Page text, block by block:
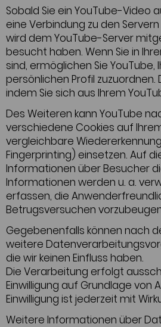
Sobald Sie ein YouTube-Video
eine Verbindung zu den
wird dem YouTube-Server
besucht haben. Wenn Sie in
sind, ermöglichen Sie
persönlichen Profil zuzuordnen.
indem Sie sich aus Ihrem
Des Weiteren kann YouTube
verschiedene Cookies auf
vergleichbare
Fingerprinting) einsetzen. Auf
Informationen über Besucher
Informationen werden u. a.
erfassen, die
Betrugsversuchen
Gegebenenfalls können nach
weitere
die wir keinen Einfluss haben.
Die Verarbeitung erfolgt
Einwilligung auf Grundlage von
Einwilligung ist jederzeit mit
Weitere Informationen über